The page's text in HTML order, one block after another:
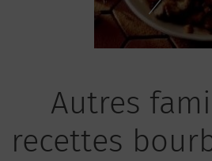
Autres
recettes